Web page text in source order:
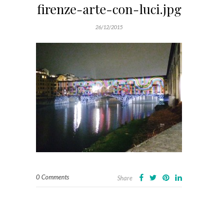
firenze-arte-con-luci.jpg
26/12/2015
0 Comments Share